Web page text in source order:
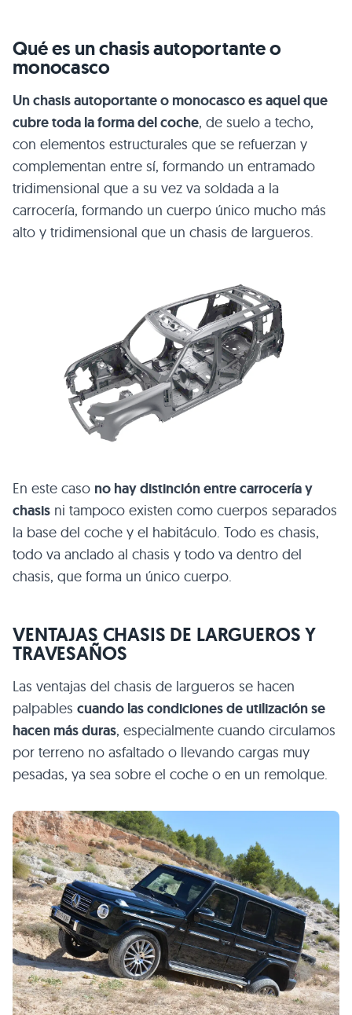
Qué es un chasis autoportante o
monocasco
Un chasis autoportante o monocasco es aquel que
cubre toda la forma del coche, de suelo a techo,
con elementos estructurales que se refuerzan y
complementan entre sí, formando un entramado
tridimensional que a su vez va soldada a la
carrocería, formando un cuerpo único mucho más
alto y tridimensional que un chasis de largueros.
En este caso no hay distinción entre carrocería y
chasis ni tampoco existen como cuerpos separados
la base del coche y el habitáculo. Todo es chasis,
todo va anclado al chasis y todo va dentro del
chasis, que forma un único cuerpo.
VENTAJAS CHASIS DE LARGUEROS Y
TRAVESAÑOS
Las ventajas del chasis de largueros se hacen
palpables cuando las condiciones de utilización se
hacen más duras, especialmente cuando circulamos
por terreno no asfaltado o llevando cargas muy
pesadas, ya sea sobre el coche o en un remolque.